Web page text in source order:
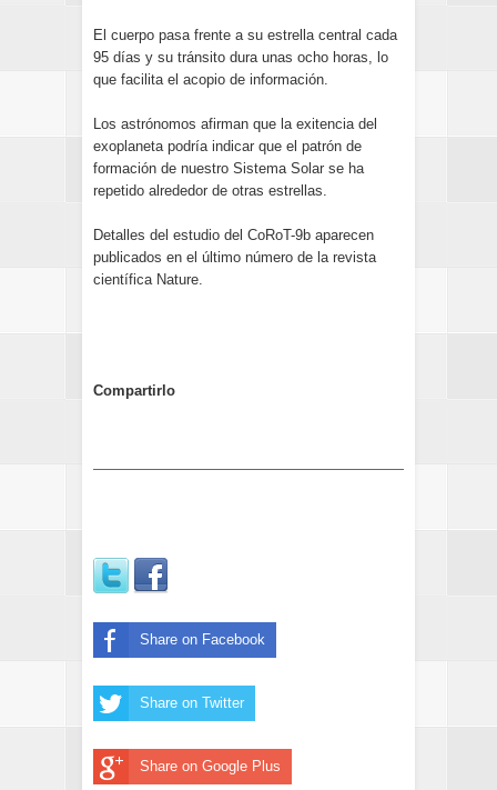
El cuerpo pasa frente a su estrella central cada
95 días y su tránsito dura unas ocho horas, lo
que facilita el acopio de información.
Los astrónomos afirman que la exitencia del
exoplaneta podría indicar que el patrón de
formación de nuestro Sistema Solar se ha
repetido alrededor de otras estrellas.
Detalles del estudio del CoRoT-9b aparecen
publicados en el último número de la revista
científica Nature.
Compartirlo
Share on Facebook
Share on Twitter
Share on Google Plus